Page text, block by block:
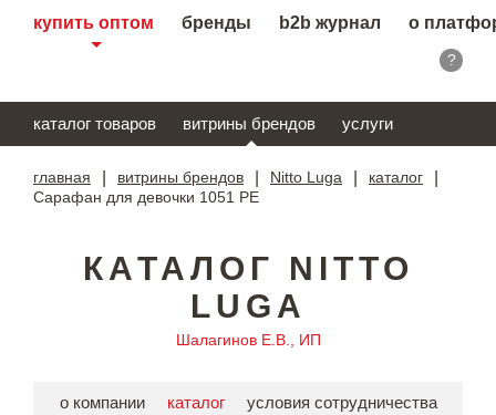
купить оптом бренды b2b журнал о
?
каталог товаров витрины брендов услуги
главная витрины брендов Nitto Luga каталог
Сарафан для девочки 1051 PE
КАТАЛОГ NITTO
LUGA
Шалагинов Е.В., ИП
о компании каталог
условия сотрудничества